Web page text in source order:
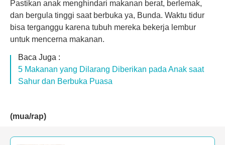
Pastikan anak menghindari makanan berat, berlemak,
dan bergula tinggi saat berbuka ya, Bunda. Waktu tidur
bisa terganggu karena tubuh mereka bekerja lembur
untuk mencerna makanan.
Baca Juga :
5 Makanan yang Dilarang Diberikan pada Anak saat
Sahur dan Berbuka Puasa
(mua/rap)